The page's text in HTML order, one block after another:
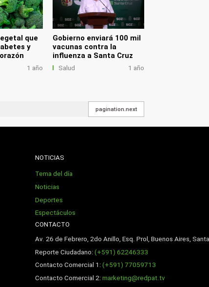
que
y
1 año
Gobierno enviará 100 mil
vacunas contra la
influenza a Santa Cruz
Salud 1 año
pagination.next
NOTICIAS
Tema del día
Noticias
Deportes
Espectáculos
CONTACTO
Av. 26 de Febrero, 2do Anillo, Esq. Prol, Buenos Aires,
Reporte Ciudadano:(+591) 62246333
Contacto Comercial 1:(+591) 77059713
Contacto Comercial 2:marketing@redpat.tv